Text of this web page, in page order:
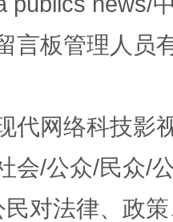
言板管理人员
代网络科技影
会/公众/民众/
对法律、政